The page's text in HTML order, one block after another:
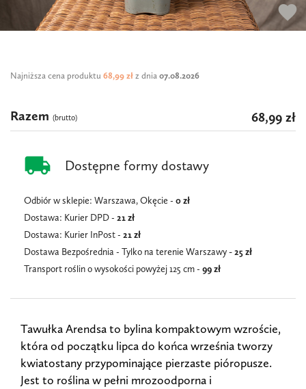
favorite
Najniższa cena produktu 68,99 zł z dnia 07.08.2026
local_shipping Dostępne formy dostawy
Odbiór w sklepie: Warszawa, Okęcie - 0 zł
Dostawa: Kurier DPD - 21 zł
Dostawa: Kurier InPost - 21zł
Dostawa Bezpośrednia - Tylko na terenie Warszawy- 25 zł
Transport roślin o wysokości powyżej 125 cm - 99 zł
Razem (brutto) 68,99 zł
Tawułka Arendsa to bylina kompaktowym wzroście,
która od początku lipca do końca września tworzy
kwiatostany przypominające pierzaste pióropusze.
Jest to roślina w pełni mrozoodporna i